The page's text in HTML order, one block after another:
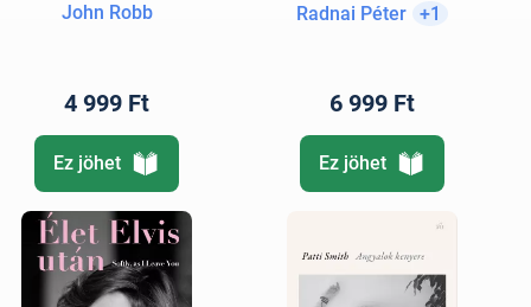
John Robb
4 999 Ft
Ez jöhet
Marót Viki és a
Radnai Péter +1
6 999 Ft
Ez jöhet